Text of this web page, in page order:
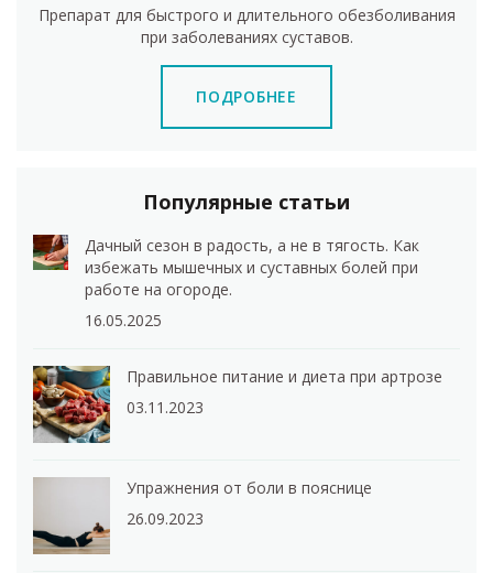
Препарат для быстрого и длительного обезболивания
при заболеваниях суставов.
ПОДРОБНЕЕ
Популярные статьи
Дачный сезон в радость, а не в тягость. Как
избежать мышечных и суставных болей при
работе на огороде.
16.05.2025
Правильное питание и диета при артрозе
03.11.2023
Упражнения от боли в пояснице
26.09.2023